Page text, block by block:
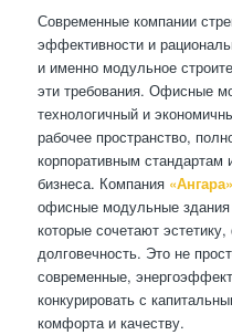
Современные компании
эффективности и
и именно модульное
эти требования. Офисные
технологичный и
рабочее пространство,
корпоративным стандартам
бизнеса. Компания «Ангара»
офисные модульные
которые сочетают
долговечность. Это не
современные,
конкурировать с
комфорта и качеству.